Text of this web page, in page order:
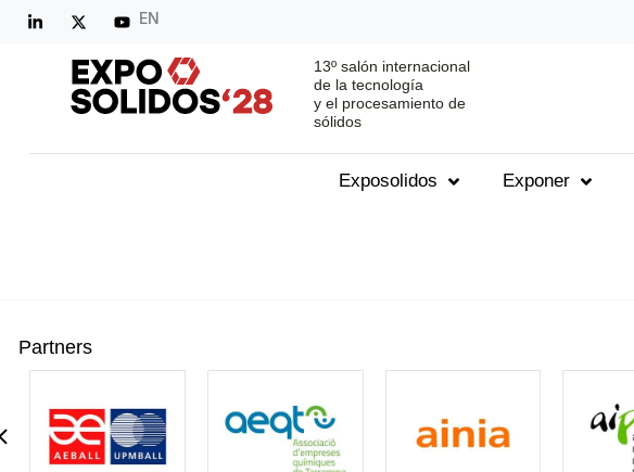
EN
13º salón internacional
de la tecnología
y el procesamiento de
sólidos
Exposolidos Exponer
Partners